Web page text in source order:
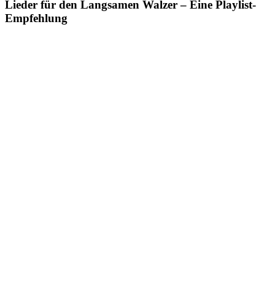
Lieder für den Langsamen Walzer – Eine Playlist-
Empfehlung